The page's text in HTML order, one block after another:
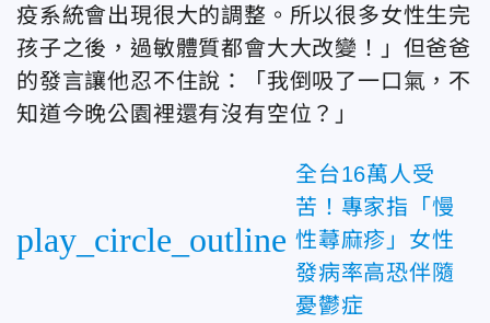
疫系統會出現很大的調整。所以很多女性生完
孩子之後，過敏體質都會大大改變！」但爸爸
的發言讓他忍不住說：「我倒吸了一口氣，不
知道今晚公園裡還有沒有空位？」
play_circle_outline
全台16萬人受
苦！專家指「慢
性蕁麻疹」女性
發病率高恐伴隨
憂鬱症